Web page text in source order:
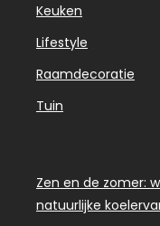
Keuken
Lifestyle
Raamdecoratie
Tuin
Zen en de zomer:
natuurlijke